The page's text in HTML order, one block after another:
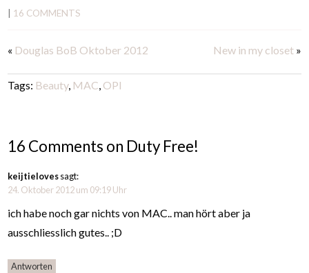
16 COMMENTS
« Douglas BoB Oktober 2012 New in my closet»
Tags: Beauty, MAC, OPI
16 Comments on Duty Free!
keijtielovessagt:
24. Oktober 2012 um 09:19 Uhr
ich habe noch gar nichts von MAC.. man hört aber ja
ausschliesslich gutes.. ;D
Antworten